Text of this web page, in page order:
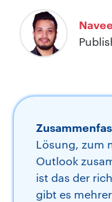
Lösung, zum
Outlook
ist das der
gibt es